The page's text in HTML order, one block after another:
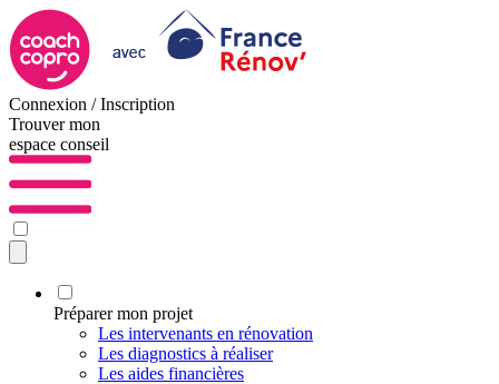
Connexion / Inscription
Trouver mon
espace conseil
Préparer mon projet
Les intervenants en rénovation
Les diagnostics à réaliser
Les aides financières